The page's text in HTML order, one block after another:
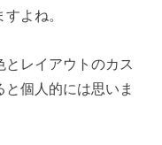
よね。
レイアウトのカス
個人的には思いま